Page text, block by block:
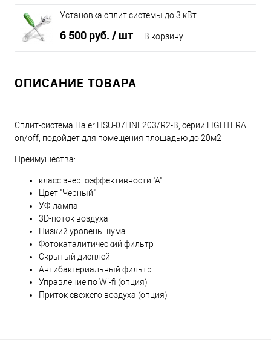
Установка сплит системы до 3 кВт
6 500 руб. / шт В корзину
ОПИСАНИЕ ТОВАРА
Сплит-система Haier HSU-07HNF203/R2-B, серии LIGHTERA
on/off, подойдет для помещения площадью до 20м2
Преимущества:
класс энергоэффективности "А"
Цвет "Черный"
УФ-лампа
3D-поток воздуха
Низкий уровень шума
Фотокаталитический фильтр
Скрытый дисплей
Антибактериальный фильтр
Управление по Wi-fi (опция)
Приток свежего воздуха (опция)